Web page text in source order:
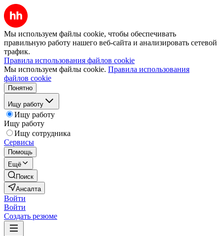
Мы используем файлы cookie, чтобы обеспечивать
правильную работу нашего веб-сайта и анализировать сетевой
трафик.
Правила использования файлов cookie
Мы используем файлы cookie. Правила использования
файлов cookie
Понятно
Ищу работу
Ищу работу
Ищу работу
Ищу сотрудника
Сервисы
Помощь
Ещё
Поиск
Ансалта
Войти
Войти
Создать резюме